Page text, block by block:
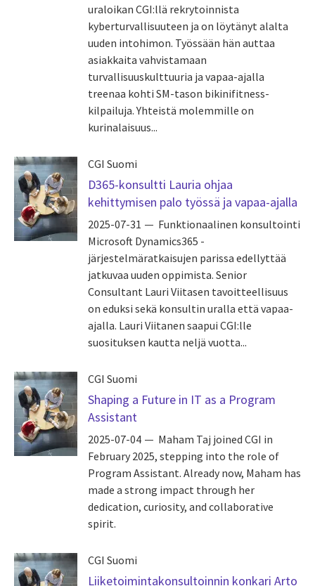
uraloikan CGI:llä rekrytoinnista
kyberturvallisuuteen ja on löytänyt alalta
uuden intohimon. Työssään hän auttaa
asiakkaita vahvistamaan
turvallisuuskulttuuria ja vapaa-ajalla
treenaa kohti SM-tason bikinifitness-
kilpailuja. Yhteistä molemmille on
kurinalaisuus...
CGI Suomi
D365-konsultti Lauria ohjaa
kehittymisen palo työssä ja vapaa-ajalla
2025-07-31
Funktionaalinen konsultointi
Microsoft Dynamics365 -
järjestelmäratkaisujen parissa edellyttää
jatkuvaa uuden oppimista. Senior
Consultant Lauri Viitasen tavoitteellisuus
on eduksi sekä konsultin uralla että vapaa-
ajalla. Lauri Viitanen saapui CGI:lle
suosituksen kautta neljä vuotta...
CGI Suomi
Shaping a Future in IT as a Program
Assistant
2025-07-04
Maham Taj joined CGI in
February 2025, stepping into the role of
Program Assistant. Already now, Maham has
made a strong impact through her
dedication, curiosity, and collaborative
spirit.
CGI Suomi
Liiketoimintakonsultoinnin konkari Arto